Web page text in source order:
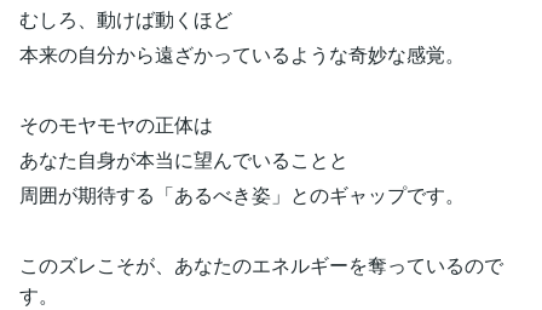
むしろ、動けば動くほど
本来の自分から遠ざかっているような奇妙な感覚。
そのモヤモヤの正体は
あなた自身が本当に望んでいることと
周囲が期待する「あるべき姿」とのギャップです。
このズレこそが、あなたのエネルギーを奪っているので
す。